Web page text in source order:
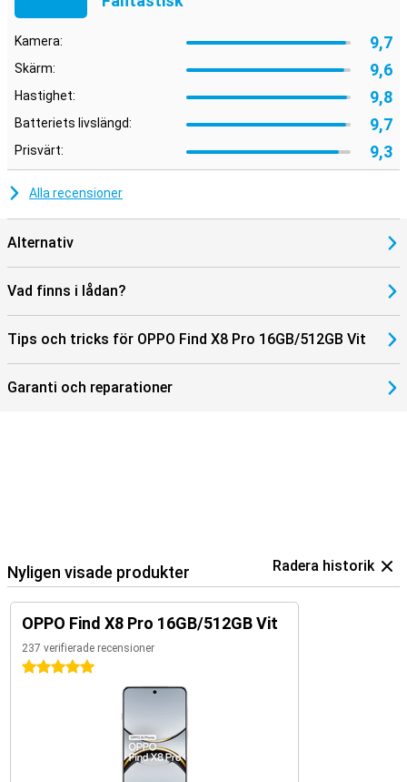
Kamera: 9,7
Skärm: 9,6
Hastighet: 9,8
Batteriets livslängd: 9,7
Prisvärt: 9,3
Alla recensioner
Alternativ
Vad finns i lådan?
Tips och tricks för OPPO Find X8 Pro 16GB/512GB Vit
Garanti och reparationer
Nyligen visade produkter Radera historik
OPPO Find X8 Pro 16GB/512GB Vit
237 verifierade recensioner
5 stjärnor